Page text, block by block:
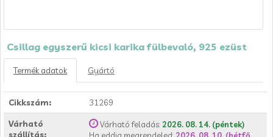
Csillag egyszerű kicsi karika fülbevaló, 925 ezüst
Termék adatok Gyártó
Cikkszám: 31269
Várható
szállítás:
Várható feladás: 2026. 08. 14. (péntek)